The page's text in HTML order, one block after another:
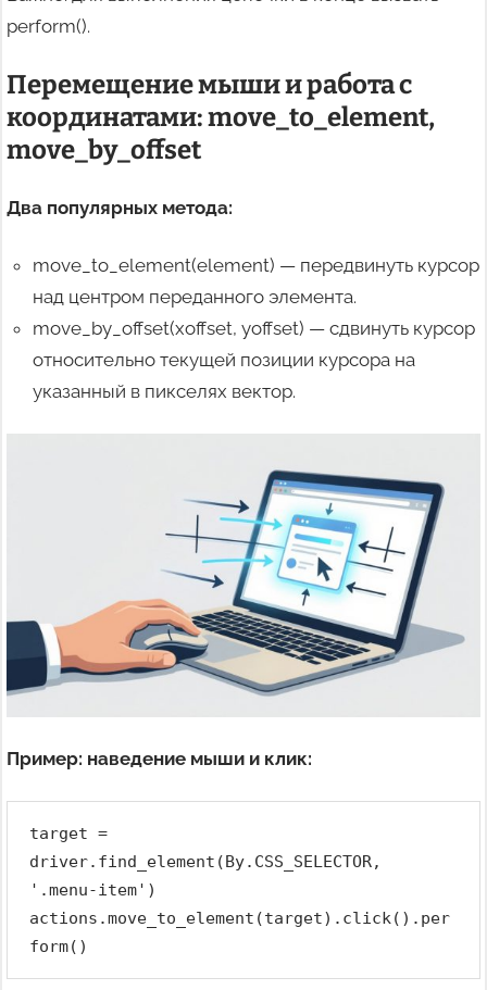
perform().
Перемещение мыши и работа с
координатами: move_to_element,
move_by_offset
Два популярных метода:
move_to_element(element) — передвинуть курсор
над центром переданного элемента.
move_by_offset(xoffset, yoffset) — сдвинуть курсор
относительно текущей позиции курсора на
указанный в пикселях вектор.
Пример: наведение мыши и клик:
target =
driver.find_element(By.CSS_SELECTOR,
'.menu-item')
actions.move_to_element(target).click().per
form()